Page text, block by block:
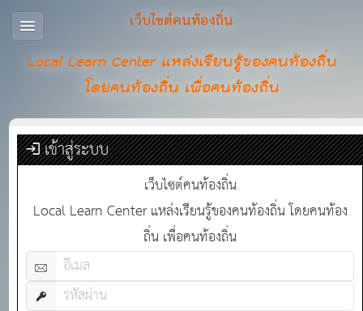
เว็บไซต์คนท้องถิ่น
Local Learn Center แหล่งเรียนรู้ของคนท้องถิ่น
โดยคนท้องถิ่น เพื่อคนท้องถิ่น
เข้าสู่ระบบ
เว็บไซต์คนท้องถิ่น
Local Learn Center แหล่งเรียนรู้ของคนท้องถิ่น โดยคนท้อง
ถิ่น เพื่อคนท้องถิ่น